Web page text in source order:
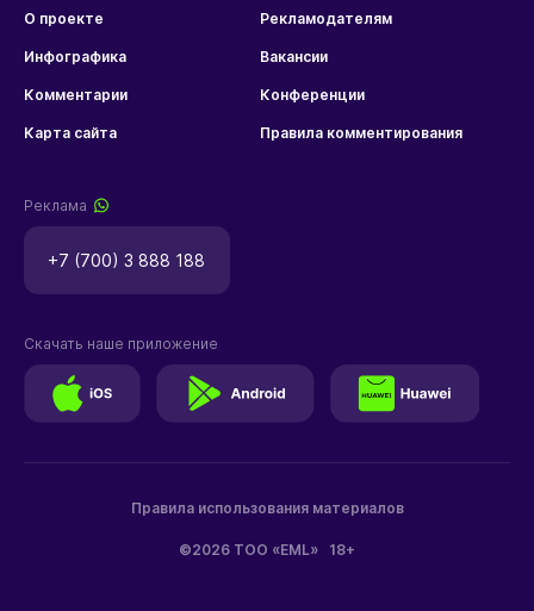
О проекте Рекламодателям
Инфографика Вакансии
Комментарии Конференции
Карта сайта Правила комментирования
Реклама
+7 (700) 3 888 188
©2026 ТОО «EML» 18+
Правила использования материалов
Скачать наше приложение